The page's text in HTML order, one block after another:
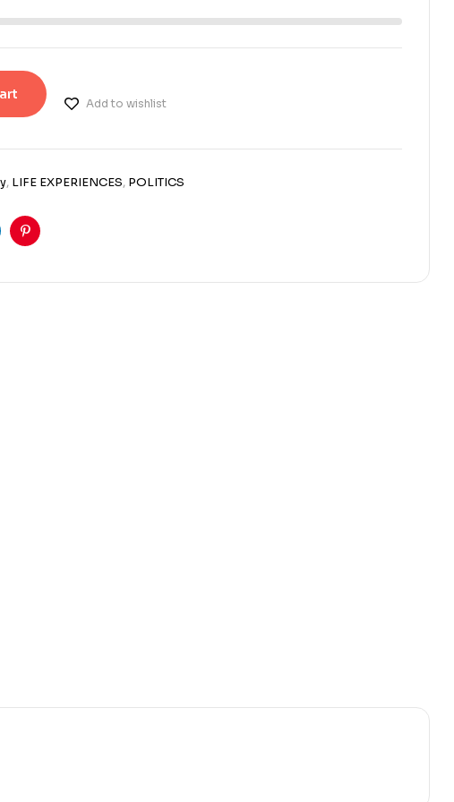
Add to wishlist
, LIFE EXPERIENCES, POLITICS
Pinterest